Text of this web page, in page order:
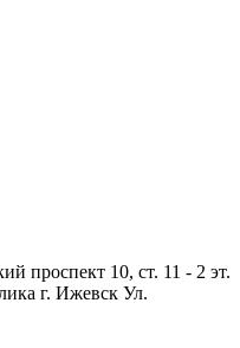
проспект 10, ст. 11 - 2 эт.
г. Ижевск Ул.